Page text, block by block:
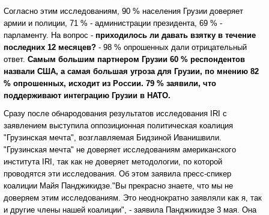
Согласно этим исследованиям, 90 % населения Грузии доверяет
армии и полиции, 71 % - администрации президента, 69 % -
парламенту. На вопрос - приходилось ли давать взятку в течение
последних 12 месяцев? - 98 % опрошенных дали отрицательный
ответ. Самым большим партнером Грузии 60 % респондентов
назвали США, а самая большая угроза для Грузии, по мнению 82
% опрошенных, исходит из России. 79 % заявили, что
поддерживают интеграцию Грузии в НАТО.
Сразу после обнародования результатов исследования IRI с
заявлением выступила оппозиционная политическая коалиция
"Грузинская мечта", возглавляемая Бидзиной Иванишвили.
"Грузинская мечта" не доверяет исследованиям американского
института IRI, так как не доверяет методологии, по которой
проводятся эти исследования. Об этом заявила пресс-спикер
коалиции Майя Панджикидзе."Вы прекрасно знаете, что мы не
доверяем этим исследованиям. Это неоднократно заявляли как я, так
и другие члены нашей коалиции", - заявила Панджикидзе 3 мая. Она